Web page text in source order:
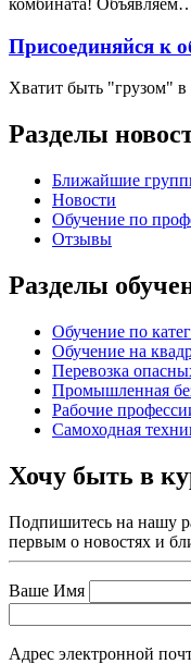
комбината!
Присоединяйся к
Хватит быть "грузом"
Разделы
Ближайшие
Новости
Обучение по
Отзывы
Разделы
Обучение по
Обучение на
Перевозка
Промышленная
Рабочие
Самоходная
Хочу быть в
Подпишитесь на нашу
первым о новостях и
Ваше Имя
Адрес электронной